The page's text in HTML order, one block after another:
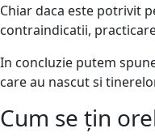
Chiar daca este potrivit
contraindicatii,
In concluzie putem
care au nascut si
Cum se țin